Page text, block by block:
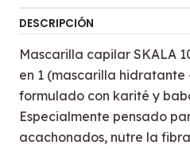
DESCRIPCIÓN
Mascarilla capilar SKALA
en 1 (mascarilla
formulado con karité y
Especialmente pensado
acachonados, nutre la